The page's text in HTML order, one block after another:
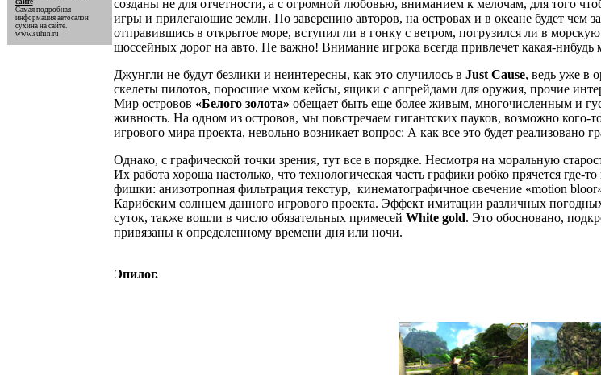
Самая подробная
информация автосалон
сухина на сайте.
www.suhin.ru
созданы не для отчетности, а с огромной любовью, вниманием к мелочам, для того
игры и прилегающие земли. По заверению авторов, на островах и в океане будет чем
отправившись в открытое море, вступил ли в гонку с ветром, погрузился ли в
шоссейных дорог на авто. Не важно! Внимание игрока всегда привлечет какая-нибудь
Джунгли не будут безлики и неинтересны, как это случилось в Just Cause, ведь уже в
скелеты пилотов, поросшие мхом кейсы, ящики с апгрейдами для оружия, прочие
Мир островов «Белого золота» обещает быть еще более живым, многочисленным и
живность. На одном из островов, мы повстречаем гигантских пауков, возможно
игрового мира проекта, невольно возникает вопрос: А как все это будет реализовано
Однако, с графической точки зрения, тут все в порядке. Несмотря на моральную
Их работа хороша настолько, что технологическая часть графики робко прячется
фишки: анизотропная фильтрация текстур, кинематографичное свечение «motion
Карибским солнцем данного игрового проекта. Эффект имитации различных
суток, также вошли в число обязательных примесей White gold. Это обосновано,
привязаны к определенному времени дня или ночи.
Эпилог.